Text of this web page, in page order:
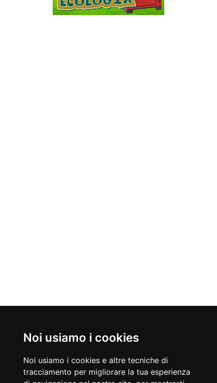
Noi usiamo i cookies
Noi usiamo i cookies e altre tecniche di
tracciamento per migliorare la tua esperienza
Nati Oggi
Nigel Mansell
Pilota automobilistico britannico
Dustin Hoffman
Attore americano